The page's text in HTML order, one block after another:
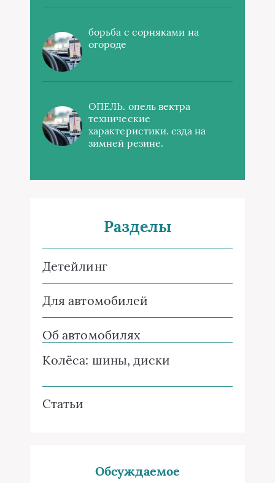
борьба с сорняками на
огороде
ОПЕЛЬ. опель вектра
технические
характеристики. езда на
зимней резине.
Разделы
Детейлинг
Для автомобилей
Об автомобилях
Колёса: шины, диски
Статьи
Обсуждаемое